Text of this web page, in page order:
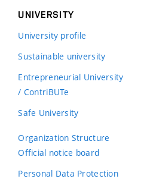
UNIVERSITY
University profile
Sustainable university
Entrepreneurial University
/ ContriBUTe
Safe University
Organization Structure
Official notice board
Personal Data Protection